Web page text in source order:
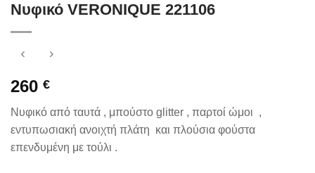
Νυφικό VERONIQUE 221106
260 €
Νυφικό από ταυτά , μπούστο glitter , παρτοί ώμοι ,
εντυπωσιακή ανοιχτή πλάτη και πλούσια φούστα
επενδυμένη με τούλι .